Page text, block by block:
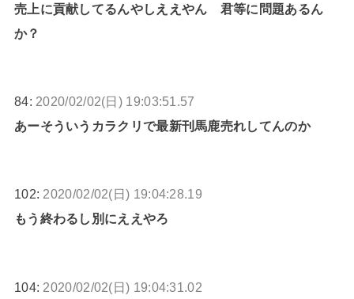
売上に貢献してるんやしええやん 君等に問題あるん
か？
84: 2020/02/02(日) 19:03:51.57
あーそういうカラクリで最新刊馬鹿売れしてんのか
102: 2020/02/02(日) 19:04:28.19
もう終わるし別にええやろ
104: 2020/02/02(日) 19:04:31.02